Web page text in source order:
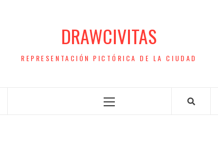
DRAWCIVITAS
REPRESENTACIÓN PICTÓRICA DE LA CIUDAD
Menú